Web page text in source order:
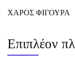
ΧΑΡΟΣ ΦΙΓΟΥΡΑ
Επιπλέον